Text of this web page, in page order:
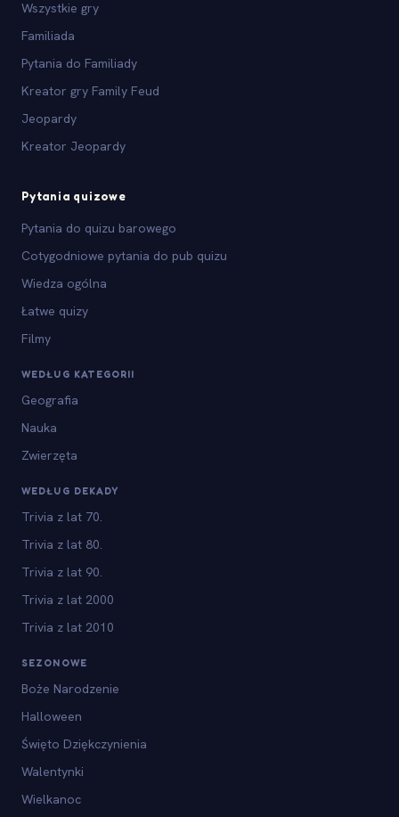
Wszystkie gry
Familiada
Pytania do Familiady
Kreator gry Family Feud
Jeopardy
Kreator Jeopardy
Pytania quizowe
Pytania do quizu barowego
Cotygodniowe pytania do pub quizu
Wiedza ogólna
Łatwe quizy
Filmy
WEDŁUG KATEGORII
Geografia
Nauka
Zwierzęta
WEDŁUG DEKADY
Trivia z lat 70.
Trivia z lat 80.
Trivia z lat 90.
Trivia z lat 2000
Trivia z lat 2010
SEZONOWE
Boże Narodzenie
Halloween
Święto Dziękczynienia
Walentynki
Wielkanoc